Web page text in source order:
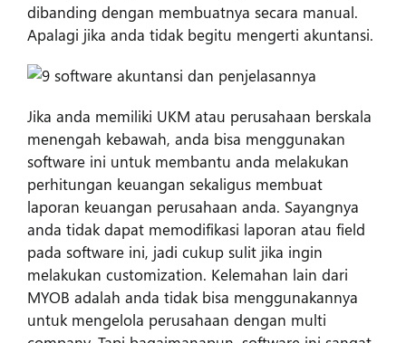
dibanding dengan membuatnya secara manual.
Apalagi jika anda tidak begitu mengerti akuntansi.
Jika anda memiliki UKM atau perusahaan berskala
menengah kebawah, anda bisa menggunakan
software ini untuk membantu anda melakukan
perhitungan keuangan sekaligus membuat
laporan keuangan perusahaan anda. Sayangnya
anda tidak dapat memodifikasi laporan atau field
pada software ini, jadi cukup sulit jika ingin
melakukan customization. Kelemahan lain dari
MYOB adalah anda tidak bisa menggunakannya
untuk mengelola perusahaan dengan multi